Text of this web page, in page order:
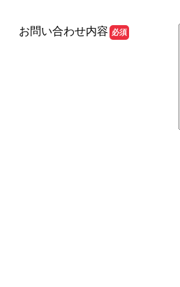
お問い合わせ内容 必須